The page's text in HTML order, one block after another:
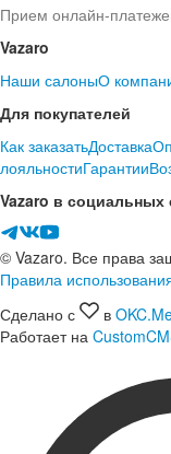
Прием онлайн-
Vazaro
Наши салоныО
Для покупателей
Как заказатьДоставка
лояльностиГарантии
Vazaro в социальных
© Vazaro. Все права
Правила
Сделано с
в
Работает на